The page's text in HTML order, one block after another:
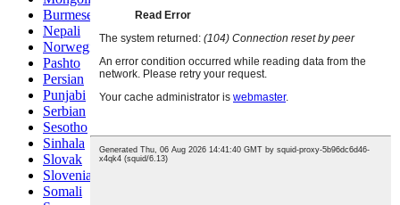
Burmese
Nepali
Norwegian
Pashto
Persian
Punjabi
Serbian
Sesotho
Sinhala
Slovak
Slovenian
Somali